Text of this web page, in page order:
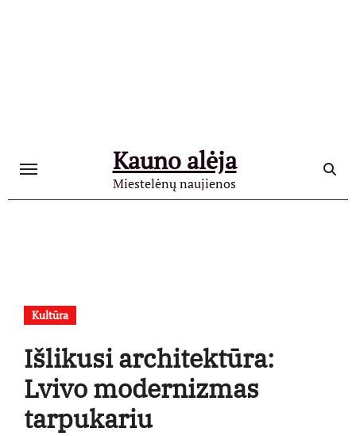
Kauno alėja
Miestelėnų naujienos
Kultūra
Išlikusi architektūra:
Lvivo modernizmas
tarpukariu